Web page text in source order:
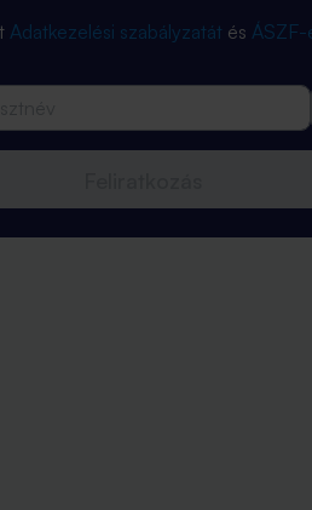
Adatkezelési szabályzatát és ÁSZF-